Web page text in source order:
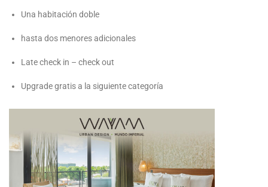
Una habitación doble
hasta dos menores adicionales
Late check in – check out
Upgrade gratis a la siguiente categoría